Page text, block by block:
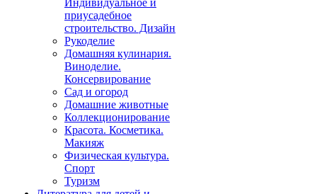
Индивидуальное и
приусадебное
строительство. Дизайн
Рукоделие
Домашняя кулинария.
Виноделие.
Консервирование
Сад и огород
Домашние животные
Коллекционирование
Красота. Косметика.
Макияж
Физическая культура.
Спорт
Туризм